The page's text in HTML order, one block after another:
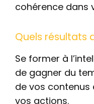
cohérence dans
Quels résultats
Se former à
de gagner du
de vos contenus
vos actions.